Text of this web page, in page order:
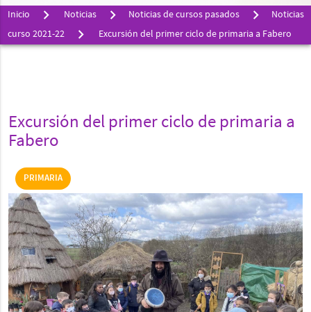
Inicio Noticias Noticias de cursos pasados
Noticias
curso 2021-22
Excursión del primer ciclo de primaria a Fabero
Excursión del primer ciclo de primaria a
Fabero
PRIMARIA